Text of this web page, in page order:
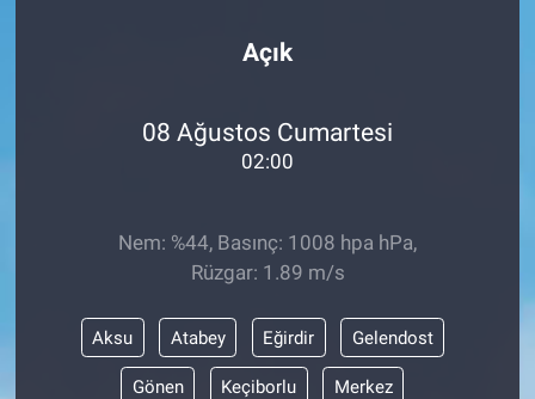
Açık
08 Ağustos Cumartesi
02:00
Nem: %44, Basınç: 1008 hpa hPa,
Rüzgar: 1.89 m/s
Aksu Atabey Eğirdir Gelendost
Gönen Keçiborlu Merkez